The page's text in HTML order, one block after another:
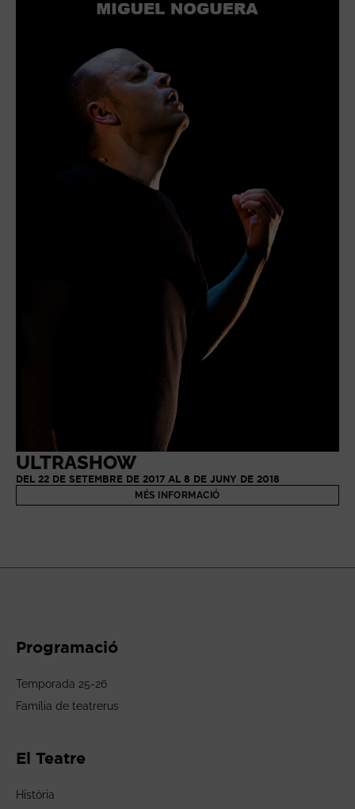
ULTRASHOW
DEL 22 DE SETEMBRE DE 2017 AL 8 DE JUNY DE 2018
MÉS INFORMACIÓ
Programació
Temporada 25-26
Família de teatrerus
El Teatre
Història